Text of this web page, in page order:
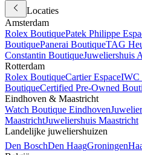
Locaties
Amsterdam
Rolex BoutiquePatek Philippe
BoutiquePanerai BoutiqueTAG
Constantin BoutiqueJuweliershuis
Rotterdam
Rolex BoutiqueCartier EspaceIWC
BoutiqueCertified Pre-Owned
Eindhoven & Maastricht
Watch Boutique Eindhoven
MaastrichtJuweliershuis Maastricht
Landelijke juweliershuizen
Den BoschDen HaagGroningen